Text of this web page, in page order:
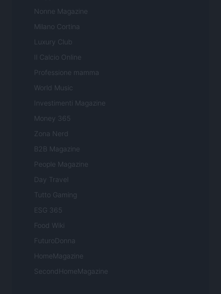
Nonne Magazine
Milano Cortina
Luxury Club
Il Calcio Online
Professione mamma
World Music
Investimenti Magazine
Money 365
Zona Nerd
B2B Magazine
People Magazine
Day Travel
Tutto Gaming
ESG 365
Food Wiki
FuturoDonna
HomeMagazine
SecondHomeMagazine